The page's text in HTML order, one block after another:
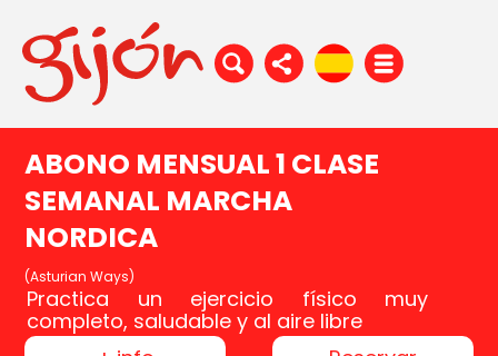
ABONO MENSUAL 1 CLASE
SEMANAL MARCHA
NORDICA
(Asturian Ways)
Practica un ejercicio físico muy
completo, saludable y al aire libre